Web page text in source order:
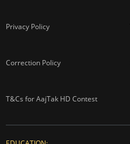
Privacy Policy
Correction Policy
T&Cs for AajTak HD Contest